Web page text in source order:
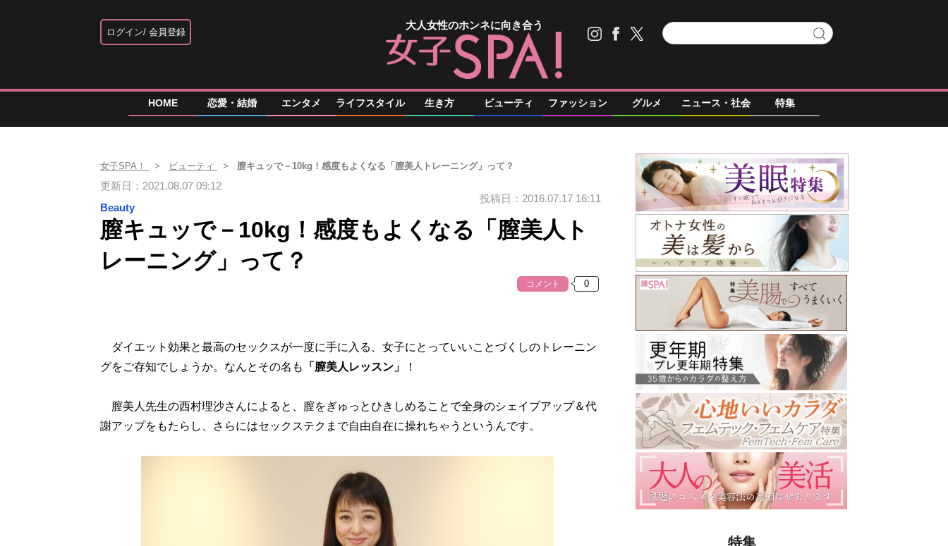
ログイン 会員登録
大人女性のホンネに向き合う
HOME 恋愛・結婚 エンタメ ライフスタイル 生き方 ビューティ ファッション グルメ ニュース・社会 特集
女子SPA！ ビューティ 膣キュッで－10kg！感度もよくなる「膣美人トレーニング」って？
更新日：2021.08.07 09:12
Beauty
投稿日：2016.07.17 16:11
膣キュッで－10kg！感度もよくなる「膣美人ト
レーニング」って？
コメント
ダイエット効果と最高のセックスが一度に手に入る、女子にとっていいことづくしのトレーニン
グをご存知でしょうか。なんとその名も
「膣美人レッスン」 ！
膣美人先生の西村理沙さんによると、膣をぎゅっとひきしめることで全身のシェイプアップ＆代
謝アップをもたらし、さらにはセックステクまで自由自在に操れちゃうというんです。
特集